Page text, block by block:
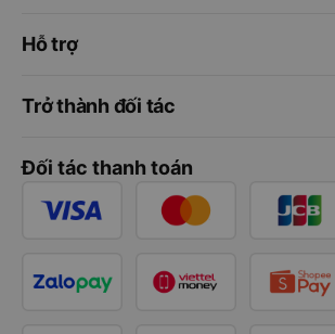
Hỗ trợ
Trở thành đối tác
Đối tác thanh toán